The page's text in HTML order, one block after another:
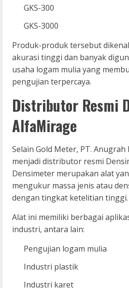
GKS-300
GKS-3000
Produk-produk tersebut
akurasi tinggi dan banyak
usaha logam mulia yang
pengujian terpercaya.
Distributor Resmi
AlfaMirage
Selain Gold Meter, PT.
menjadi distributor resmi
Densimeter merupakan alat
mengukur massa jenis atau
dengan tingkat ketelitian tinggi.
Alat ini memiliki berbagai
industri, antara lain:
Pengujian logam mulia
Industri plastik
Industri karet